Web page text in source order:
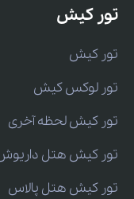
تور کیش
تور کیش
تور لوکس کیش
تور کیش لحظه آخری
تور کیش هتل
تور کیش هتل پالاس